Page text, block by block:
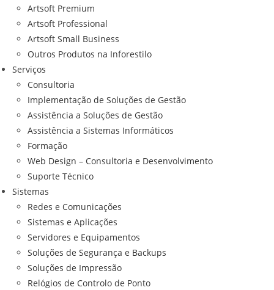
Artsoft Premium
Artsoft Professional
Artsoft Small Business
Outros Produtos na Inforestilo
Serviços
Consultoria
Implementação de Soluções de Gestão
Assistência a Soluções de Gestão
Assistência a Sistemas Informáticos
Formação
Web Design – Consultoria e Desenvolvimento
Suporte Técnico
Sistemas
Redes e Comunicações
Sistemas e Aplicações
Servidores e Equipamentos
Soluções de Segurança e Backups
Soluções de Impressão
Relógios de Controlo de Ponto